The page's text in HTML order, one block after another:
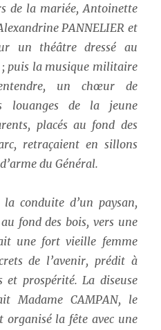
de la mariée, Antoinette
PANNELIER et
un théâtre dressé au
puis la musique militaire
un chœur de
louanges de la jeune
placés au fond des
retraçaient en sillons
du Général.
conduite d’un paysan,
fond des bois, vers une
une fort vieille femme
de l’avenir, prédit à
et prospérité. La diseuse
Madame CAMPAN, le
organisé la fête avec une